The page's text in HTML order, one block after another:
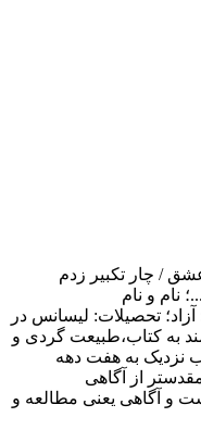
/ چار تکبیر زدم
نام و نام
تحصیلات: لیسانس در
به کتاب،طبیعت گردی و
نزدیک به هفت دهه
از آگاهی
و آگاهی یعنی مطالعه و